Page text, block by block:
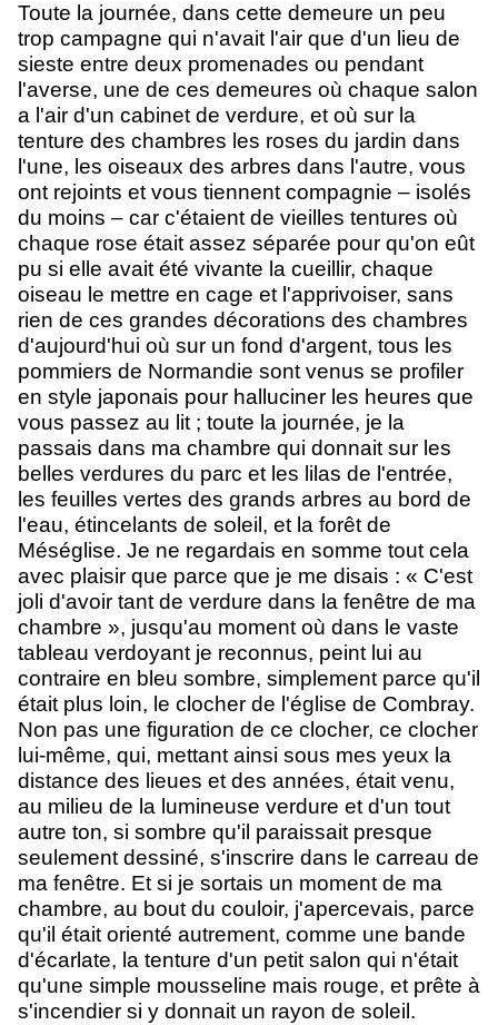
Toute la journée, dans cette demeure un peu
trop campagne qui n'avait l'air que d'un lieu de
sieste entre deux promenades ou pendant
l'averse, une de ces demeures où chaque salon
a l'air d'un cabinet de verdure, et où sur la
tenture des chambres les roses du jardin dans
l'une, les oiseaux des arbres dans l'autre, vous
ont rejoints et vous tiennent compagnie – isolés
du moins – car c'étaient de vieilles tentures où
chaque rose était assez séparée pour qu'on eût
pu si elle avait été vivante la cueillir, chaque
oiseau le mettre en cage et l'apprivoiser, sans
rien de ces grandes décorations des chambres
d'aujourd'hui où sur un fond d'argent, tous les
pommiers de Normandie sont venus se profiler
en style japonais pour halluciner les heures que
vous passez au lit ; toute la journée, je la
passais dans ma chambre qui donnait sur les
belles verdures du parc et les lilas de l'entrée,
les feuilles vertes des grands arbres au bord de
l'eau, étincelants de soleil, et la forêt de
Méséglise. Je ne regardais en somme tout cela
avec plaisir que parce que je me disais : « C'est
joli d'avoir tant de verdure dans la fenêtre de ma
chambre », jusqu'au moment où dans le vaste
tableau verdoyant je reconnus, peint lui au
contraire en bleu sombre, simplement parce qu'il
était plus loin, le clocher de l'église de Combray.
Non pas une figuration de ce clocher, ce clocher
lui-même, qui, mettant ainsi sous mes yeux la
distance des lieues et des années, était venu,
au milieu de la lumineuse verdure et d'un tout
autre ton, si sombre qu'il paraissait presque
seulement dessiné, s'inscrire dans le carreau de
ma fenêtre. Et si je sortais un moment de ma
chambre, au bout du couloir, j'apercevais, parce
qu'il était orienté autrement, comme une bande
d'écarlate, la tenture d'un petit salon qui n'était
qu'une simple mousseline mais rouge, et prête à
s'incendier si y donnait un rayon de soleil.